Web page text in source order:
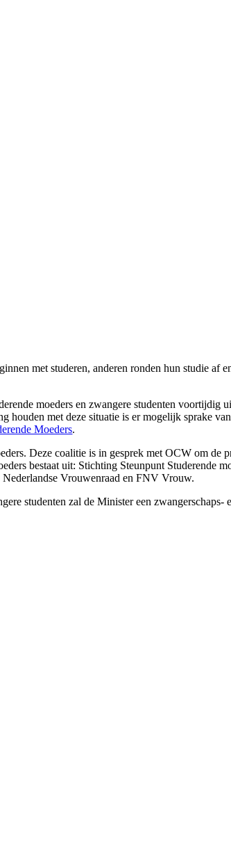
met studeren, anderen ronden hun studie af
moeders en zwangere studenten voortijdig
houden met deze situatie is er mogelijk sprake
Moeders.
Deze coalitie is in gesprek met OCW om de
bestaat uit: Stichting Steunpunt Studerende
Vrouwenraad en FNV Vrouw.
studenten zal de Minister een